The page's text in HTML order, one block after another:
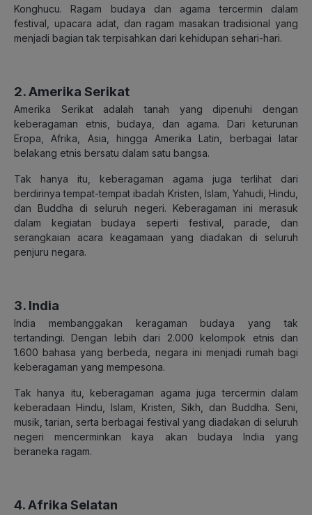
Konghucu. Ragam budaya dan agama tercermin dalam
festival, upacara adat, dan ragam masakan tradisional yang
menjadi bagian tak terpisahkan dari kehidupan sehari-hari.
2. Amerika Serikat
Amerika Serikat adalah tanah yang dipenuhi dengan
keberagaman etnis, budaya, dan agama. Dari keturunan
Eropa, Afrika, Asia, hingga Amerika Latin, berbagai latar
belakang etnis bersatu dalam satu bangsa.
Tak hanya itu, keberagaman agama juga terlihat dari
berdirinya tempat-tempat ibadah Kristen, Islam, Yahudi, Hindu,
dan Buddha di seluruh negeri. Keberagaman ini merasuk
dalam kegiatan budaya seperti festival, parade, dan
serangkaian acara keagamaan yang diadakan di seluruh
penjuru negara.
3. India
India membanggakan keragaman budaya yang tak
tertandingi. Dengan lebih dari 2.000 kelompok etnis dan
1.600 bahasa yang berbeda, negara ini menjadi rumah bagi
keberagaman yang mempesona.
Tak hanya itu, keberagaman agama juga tercermin dalam
keberadaan Hindu, Islam, Kristen, Sikh, dan Buddha. Seni,
musik, tarian, serta berbagai festival yang diadakan di seluruh
negeri mencerminkan kaya akan budaya India yang
beraneka ragam.
4. Afrika Selatan